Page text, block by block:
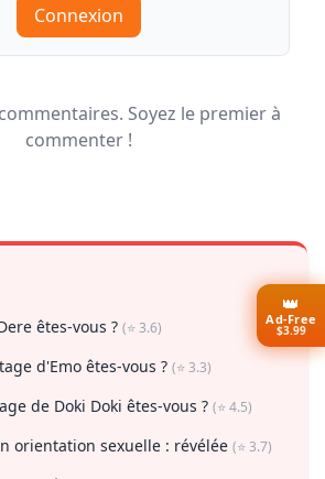
Connexion
Soyez le premier à
commenter !
êtes-vous ? (⭐ 3.6)
d'Emo êtes-vous ? (⭐ 3.3)
de Doki Doki êtes-vous ? (⭐ 4.5)
orientation sexuelle : révélée (⭐ 3.7)
👑
Ad-Free
$3.99